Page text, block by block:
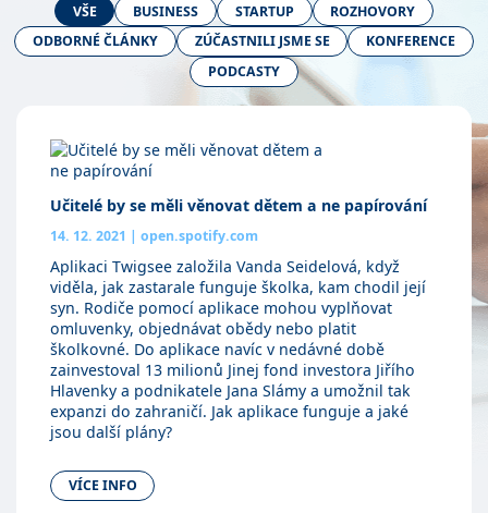
VŠE BUSINESS STARTUP
ROZHOVORY
ODBORNÉ ČLÁNKY
ZÚČASTNILI JSME SE
KONFERENCE
PODCASTY
Učitelé by se měli věnovat dětem a ne papírování
14. 12. 2021 | open.spotify.com
Aplikaci Twigsee založila Vanda Seidelová, když
viděla, jak zastarale funguje školka, kam chodil její
syn. Rodiče pomocí aplikace mohou vyplňovat
omluvenky, objednávat obědy nebo platit
školkovné. Do aplikace navíc v nedávné době
zainvestoval 13 milionů Jinej fond investora Jiřího
Hlavenky a podnikatele Jana Slámy a umožnil tak
expanzi do zahraničí. Jak aplikace funguje a jaké
jsou další plány?
VÍCE INFO